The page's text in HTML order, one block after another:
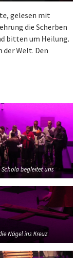
gelesen mit
die Scherben
bitten um Heilung.
Welt. Den
Schola begleitet uns
Nägel ins Kreuz